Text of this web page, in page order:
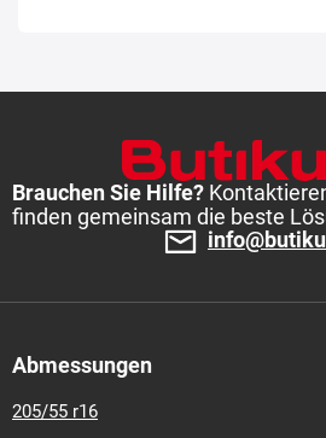
Brauchen Sie Hilfe?
finden gemeinsam die beste
Abmessungen
205/55 r16